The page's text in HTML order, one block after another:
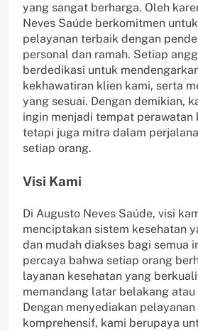
yang sangat berharga. Oleh
Neves Saúde berkomitmen
pelayanan terbaik dengan
personal dan ramah. Setiap
berdedikasi untuk
kekhawatiran klien kami, serta
yang sesuai. Dengan demikian,
ingin menjadi tempat perawatan
tetapi juga mitra dalam
setiap orang.
Visi Kami
Di Augusto Neves Saúde, visi
menciptakan sistem kesehatan
dan mudah diakses bagi semua
percaya bahwa setiap orang
layanan kesehatan yang
memandang latar belakang atau
Dengan menyediakan
komprehensif, kami berupaya